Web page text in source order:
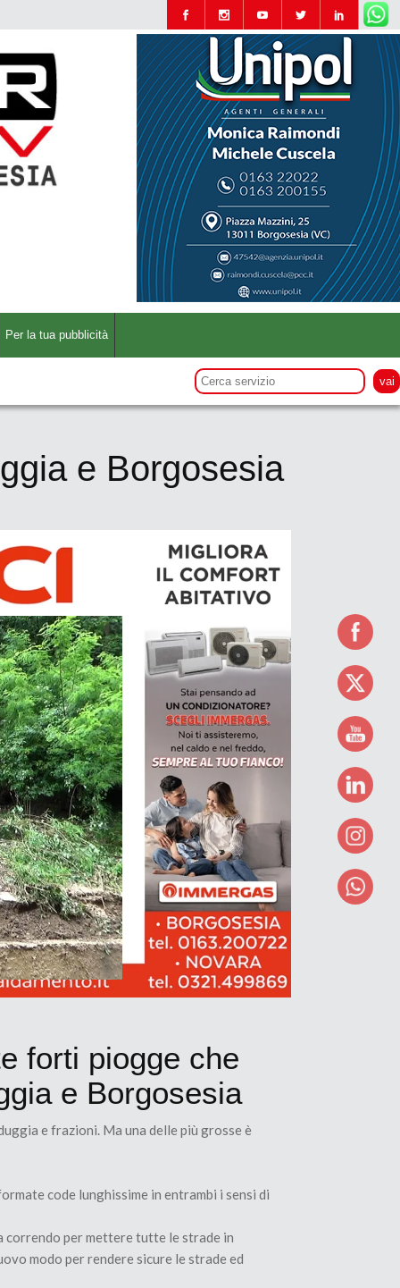
Per la tua pubblicità
e Borgosesia
forti piogge che
e Borgosesia
e frazioni. Ma una delle più grosse è
code lunghissime in entrambi i sensi di
correndo per mettere tutte le strade in
modo per rendere sicure le strade ed